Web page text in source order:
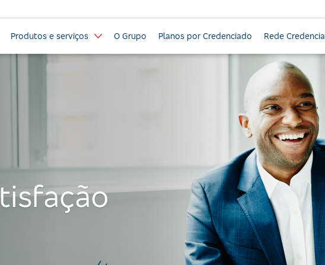
Produtos e serviços O Grupo Planos por Credenciado Rede